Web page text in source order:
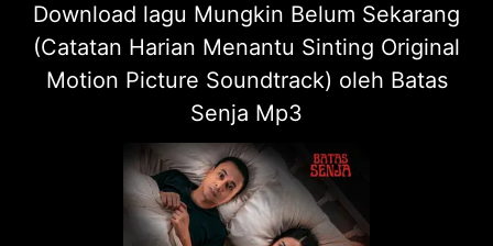
Download lagu Mungkin Belum Sekarang
(Catatan Harian Menantu Sinting Original
Motion Picture Soundtrack) oleh Batas
Senja Mp3